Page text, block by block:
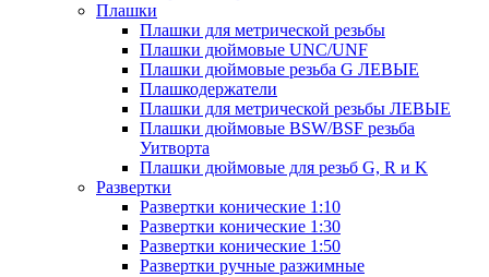
Плашки
Плашки для метрической резьбы
Плашки дюймовые UNC/UNF
Плашки дюймовые резьба G ЛЕВЫЕ
Плашкодержатели
Плашки для метрической резьбы ЛЕВЫЕ
Плашки дюймовые BSW/BSF резьба
Уитворта
Плашки дюймовые для резьб G, R и K
Развертки
Развертки конические 1:10
Развертки конические 1:30
Развертки конические 1:50
Развертки ручные разжимные